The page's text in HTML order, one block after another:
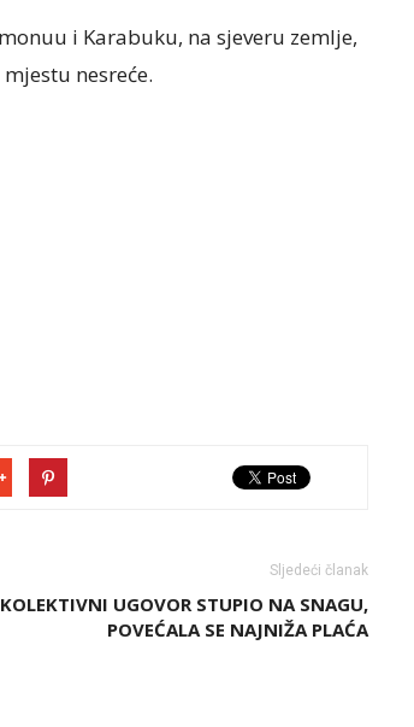
i Karabuku, na sjeveru zemlje,
nesreće.
Sljedeći članak
KOLEKTIVNI UGOVOR STUPIO NA SNAGU,
POVEĆALA SE NAJNIŽA PLAĆA